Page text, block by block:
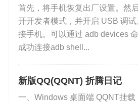
工具导航栏中提供了几种常用
：清除捕获到的所有请求
：红点状态说明正在捕获请求
没有捕获请求。
首先，将手机恢复出厂设置。然
开开发者模式，并开启 USB 调
接手机。可以通过 adb devices
成功连接adb shell...
新版QQ(QQNT) 折腾日记
一、Windows 桌面端 QQNT挂载